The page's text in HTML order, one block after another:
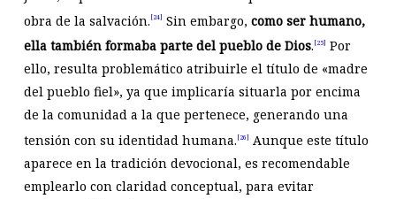
obra de la salvación. [24] Sin embargo, como ser humano,
ella también formaba parte del pueblo de Dios. [25]
Por
ello, resulta problemático atribuirle el título de «madre
del pueblo fiel», ya que implicaría situarla por encima
de la comunidad a la que pertenece, generando una
tensión con su identidad humana. [26]
Aunque este título
aparece en la tradición devocional, es recomendable
emplearlo con claridad conceptual, para evitar